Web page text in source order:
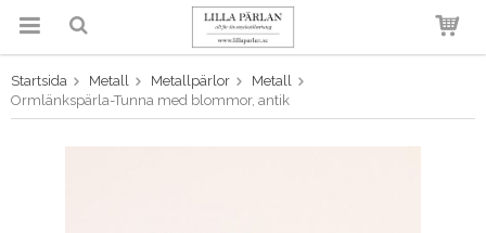
Produkten har blivit tillagd i
varukorgen
Startsida Metall Metallpärlor
Metall
Ormlänkspärla-Tunna med blommor, antik